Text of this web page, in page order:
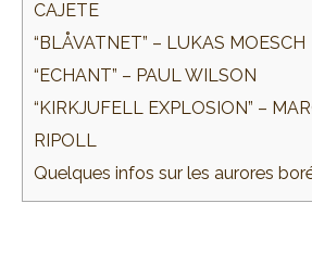
CAJETE
“BLÅVATNET” – LUKAS MOESCH
“ECHANT” – PAUL WILSON
“KIRKJUFELL EXPLOSION” –
RIPOLL
Quelques infos sur les aurores